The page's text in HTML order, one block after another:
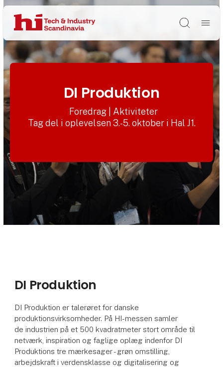
Søg
DI Produktion
Foredrag | Aktiviteter
Tag del i oplevelsen 3.-5. oktober i Hal J1.
DI Produktion
DI Produktion er talerøret for danske
produktionsvirksomheder. På HI-messen samler
de industrien på et 500 kvadratmeter stort område til
netværk, inspiration og faglige oplæg indenfor DI
Produktions tre mærkesager - grøn omstilling,
arbejdskraft i verdensklasse og digitalisering og